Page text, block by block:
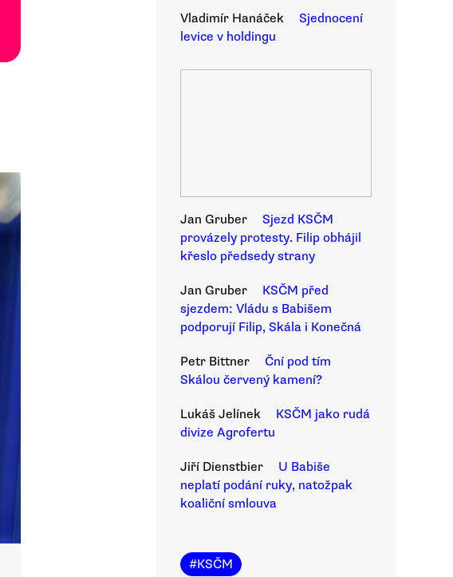
Vladimír Hanáček
Sjednocení
levice v holdingu
Jan Gruber
Sjezd KSČM
provázely protesty. Filip obhájil
křeslo předsedy strany
Jan Gruber
KSČM před
sjezdem: Vládu s Babišem
podporují Filip, Skála i Konečná
Petr Bittner
Ční pod tím
Skálou červený kamení?
Lukáš Jelínek
KSČM jako rudá
divize Agrofertu
Jiří Dienstbier
U Babiše
neplatí podání ruky, natožpak
koaliční smlouva
#KSČM